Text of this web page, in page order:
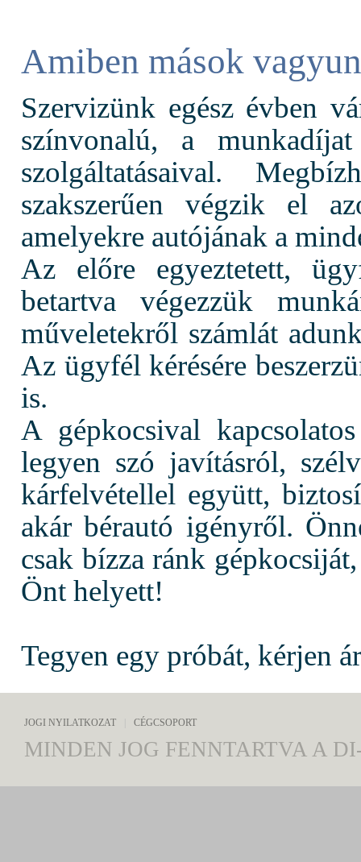
Amiben mások
Szervizünk egész évben
színvonalú, a
szolgáltatásaival.
szakszerűen végzik el
amelyekre autójának a
Az előre egyeztetett,
betartva végezzük
műveletekről számlát
Az ügyfél kérésére
is.
A gépkocsival
legyen szó javításról,
kárfelvétellel együtt,
akár bérautó igényről.
csak bízza ránk
Önt helyett!
Tegyen egy próbát, kérjen
JOGI NYILATKOZAT CÉGCSOPORT
MINDEN JOG FENNTARTVA A